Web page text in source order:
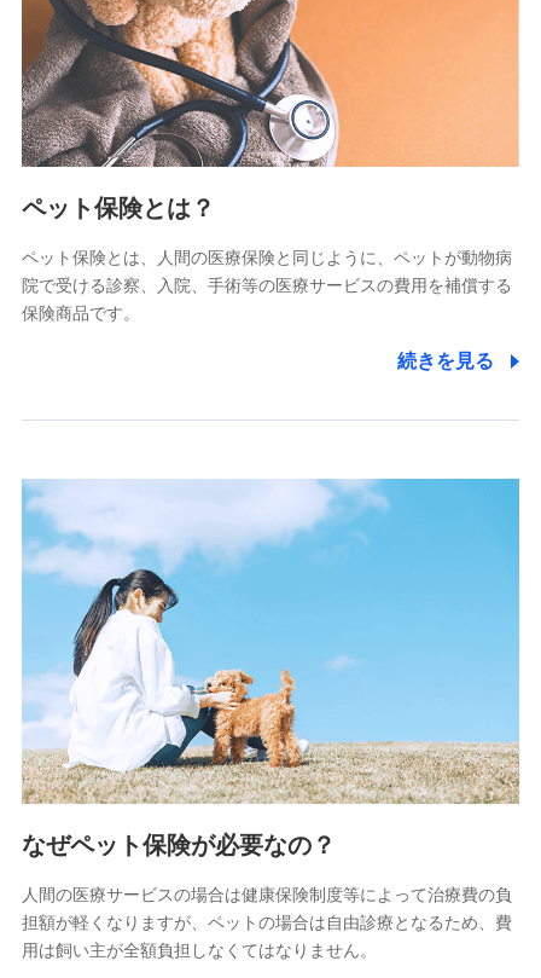
マニュライフ生命保険株式会社
（https://www.manulife.co.jp/）
三井住友海上あいおい生命保険株式会社
（https://www.msa-life.co.jp/）
メットライフ生命株式会社
(https://www.metlife.co.jp/)
（https://www.medicarelife.com/）
■少額短期保険
株式会社アシロ少額短期保険
(https://kailash.co.jp/)
スマートプラス少額短期保険株式会社
（https://www.smartplus-insurance.com/）
チューリッヒ少額短期保険株式会社
(https://www.zurichssi.co.jp/)
Tokio Marine X少額短期保険株式会社
(https://www.tokiomarine-x.co.jp/)
ペットメディカルサポート株式会社
(https://pshoken.co.jp/)
リトルファミリー少額短期保険株式会社
(https://www.littlefamily-ssi.com/)
2.共同募集を行う代理店から受領する個人情報
郵便、電話、およびＥメール等により、当社と取引のあるも
しくは委託を受けている保険会社・提携会社の保険その他に
た維持管理等の委託業務遂行のため、またそれらに付帯、関
連する当社および提携会社のサービスを案内、提供するため
（なお、当社は複数の保険会社と取引があり、取得した個人
情報を取引のある他の保険会社の商品・サービスをご提案す
ペット保険とは？
ペット保険とは、人間の医療保険と同じように、ペットが動物病
院で受ける診察、入院、手術等の医療サービスの費用を補償する
保険商品です。
続きを見る
なぜペット保険が必要なの？
人間の医療サービスの場合は健康保険制度等によって治療費の負
担額が軽くなりますが、ペットの場合は自由診療となるため、費
用は飼い主が全額負担しなくてはなりません。